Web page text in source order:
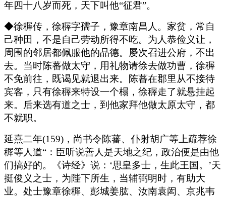
年四十八岁而死，天下叫他“征君”。
◆徐稺传，徐稺字孺子，豫章南昌人。家贫，常自
己种田，不是自己劳动所得不吃。为人恭俭义让，
周围的邻居都佩服他的品德。屡次召进公府，不出
去。当时陈蕃做太守，用礼物请徐去做功曹，徐稺
不免前往，既谒见就退出来。陈蕃在郡里从不接待
宾客，只有徐稺来特设一个榻，徐稺走了就悬挂起
来。后来选有道之士，到他家拜他做太原太守，都
不就职。
延熹二年(159)，尚书令陈蕃、仆射胡广等上疏荐徐
稺等人道“：臣听说善人是天地之纪，政治便是由他
们搞好的。《诗经》说：‘思皇多士，生此王国。’天
挺俊义之士，为陛下所生，当辅弼明时，有助大
业。处士豫章徐稺、彭城姜肱、汝南袁闳、京兆韦